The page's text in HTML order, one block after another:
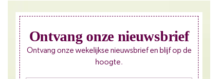
Ontvang onze nieuwsbrief
Ontvang onze wekelijkse nieuwsbrief en blijf op de
hoogte.